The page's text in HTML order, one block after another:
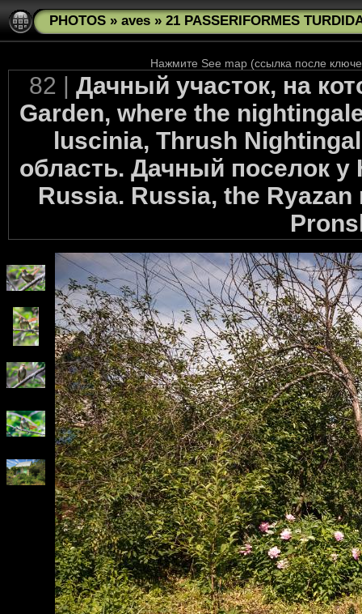
PHOTOS » aves » 21 PASSERIFORMES
Нажмите See map (ссылка после
82 | Дачный участок, на
Garden, where the
luscinia, Thrush
область. Дачный поселок у
Russia. Russia, the